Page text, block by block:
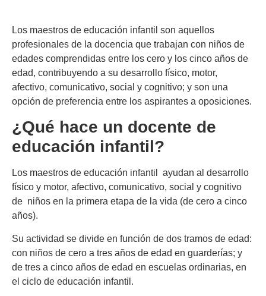
Los maestros de educación infantil son aquellos
profesionales de la docencia que trabajan con niños de
edades comprendidas entre los cero y los cinco años de
edad, contribuyendo a su desarrollo físico, motor,
afectivo, comunicativo, social y cognitivo; y son una
opción de preferencia entre los aspirantes a oposiciones.
¿Qué hace un docente de
educación infantil?
Los maestros de educación infantil ayudan al desarrollo
físico y motor, afectivo, comunicativo, social y cognitivo
de niños en la primera etapa de la vida (de cero a cinco
años).
Su actividad se divide en función de dos tramos de edad:
con niños de cero a tres años de edad en guarderías; y
de tres a cinco años de edad en escuelas ordinarias, en
el ciclo de educación infantil.